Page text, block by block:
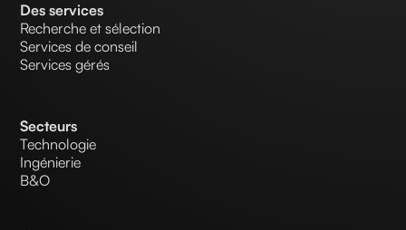
Des services
Recherche et sélection
Services de conseil
Services gérés
Secteurs
Technologie
Ingénierie
B&O